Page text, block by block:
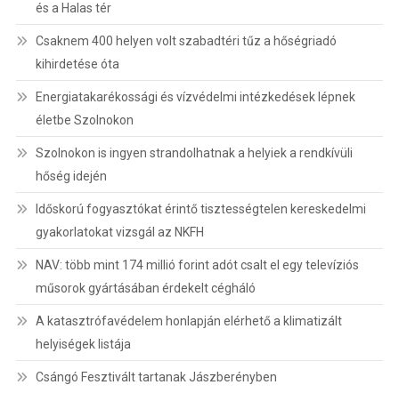
és a Halas tér
Csaknem 400 helyen volt szabadtéri tűz a hőségriadó
kihirdetése óta
Energiatakarékossági és vízvédelmi intézkedések lépnek
életbe Szolnokon
Szolnokon is ingyen strandolhatnak a helyiek a rendkívüli
hőség idején
Időskorú fogyasztókat érintő tisztességtelen kereskedelmi
gyakorlatokat vizsgál az NKFH
NAV: több mint 174 millió forint adót csalt el egy televíziós
műsorok gyártásában érdekelt cégháló
A katasztrófavédelem honlapján elérhető a klimatizált
helyiségek listája
Csángó Fesztivált tartanak Jászberényben